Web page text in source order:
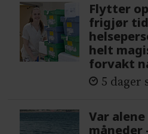
Flytter
frigjør
helt
forvakt
5 dager
Var
måneder